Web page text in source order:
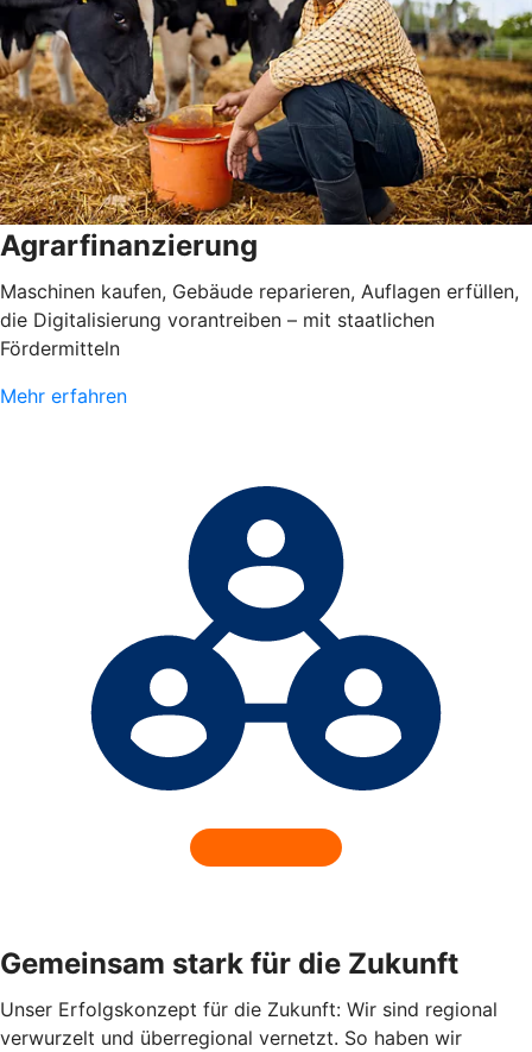
Agrarfinanzierung
Maschinen kaufen, Gebäude reparieren, Auflagen erfüllen,
die Digitalisierung vorantreiben – mit staatlichen
Fördermitteln
Mehr erfahren
Gemeinsam stark für die Zukunft
Unser Erfolgskonzept für die Zukunft: Wir sind regional
verwurzelt und überregional vernetzt. So haben wir